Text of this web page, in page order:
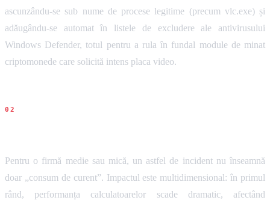
ascunzându-se sub nume de procese legitime (precum vlc.exe) și
adăugându-se automat în listele de excludere ale antivirusului
Windows Defender, totul pentru a rula în fundal module de minat
criptomonede care solicită intens placa video.
Pentru o firmă medie sau mică, un astfel de incident nu înseamnă
doar „consum de curent”. Impactul este multidimensional: în primul
rând, performanța calculatoarelor scade dramatic, afectând